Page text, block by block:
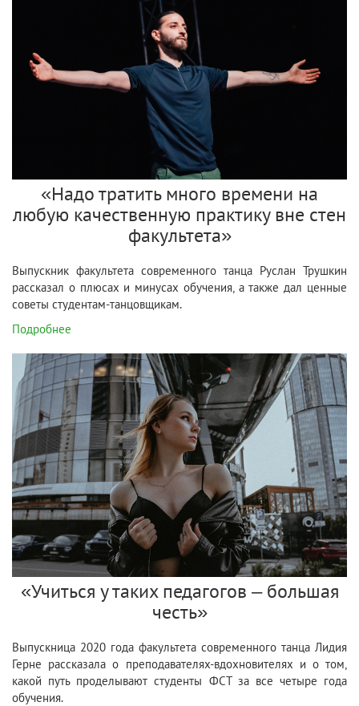
«Надо тратить много времени на
любую качественную практику вне стен
факультета»
Выпускник факультета современного танца Руслан Трушкин
рассказал о плюсах и минусах обучения, а также дал ценные
советы студентам-танцовщикам.
Подробнее
«Учиться у таких педагогов – большая
честь»
Выпускница 2020 года факультета современного танца Лидия
Герне рассказала о преподавателях-вдохновителях и о том,
какой путь проделывают студенты ФСТ за все четыре года
обучения.